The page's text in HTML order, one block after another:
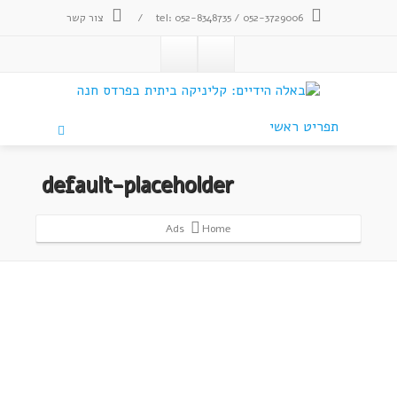
tel: 052-8348735 / 052-3729006
/ צור קשר
תפריט ראשי
default-placeholder
Ads Home